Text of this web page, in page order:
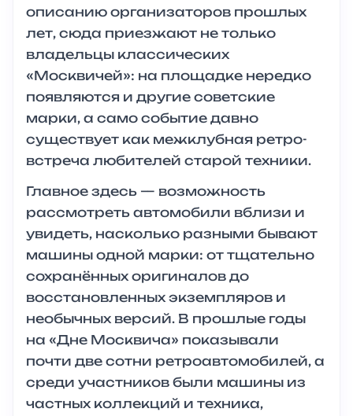
описанию организаторов прошлых
лет, сюда приезжают не только
владельцы классических
«Москвичей»: на площадке нередко
появляются и другие советские
марки, а само событие давно
существует как межклубная ретро-
встреча любителей старой техники.
Главное здесь — возможность
рассмотреть автомобили вблизи и
увидеть, насколько разными бывают
машины одной марки: от тщательно
сохранённых оригиналов до
восстановленных экземпляров и
необычных версий. В прошлые годы
на «Дне Москвича» показывали
почти две сотни ретроавтомобилей, а
среди участников были машины из
частных коллекций и техника,